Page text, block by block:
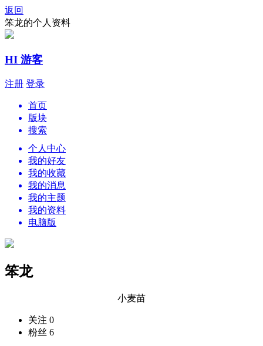
返回
笨龙的个人资料
HI 游客
注册 登录
首页
版块
搜索
个人中心
我的好友
我的收藏
我的消息
我的主题
我的资料
电脑版
笨龙
小麦苗
关注 0
粉丝 6